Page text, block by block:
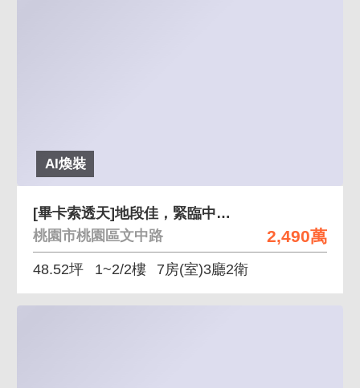
AI煥裝
2,490萬
[畢卡索透天]地段佳，緊臨中路特區，雙商圈環抱
桃園市桃園區文中路
48.52坪 1~2/2樓 7房(室)3廳2衛